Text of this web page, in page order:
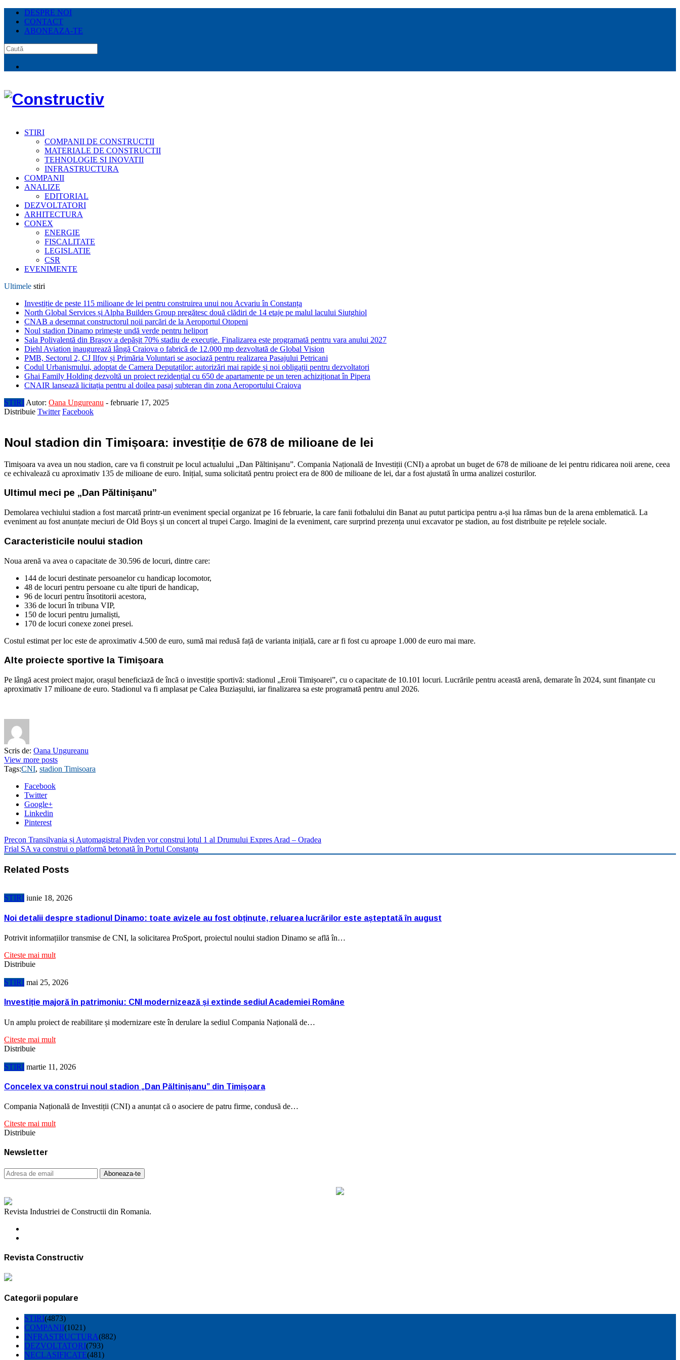
DESPRE NOI
CONTACT
ABONEAZA-TE
STIRI
COMPANII DE CONSTRUCTII
MATERIALE DE CONSTRUCTII
TEHNOLOGIE SI INOVATII
INFRASTRUCTURA
COMPANII
ANALIZE
EDITORIAL
DEZVOLTATORI
ARHITECTURA
CONEX
ENERGIE
FISCALITATE
LEGISLATIE
CSR
EVENIMENTE
Ultimele stiri
Investiție de peste 115 milioane de lei pentru construirea unui nou Acvariu în Constanța
North Global Services și Alpha Builders Group pregătesc două clădiri de 14 etaje pe malul lacului Siutghiol
CNAB a desemnat constructorul noii parcări de la Aeroportul Otopeni
Noul stadion Dinamo primește undă verde pentru heliport
Sala Polivalentă din Brașov a depășit 70% stadiu de execuție. Finalizarea este programată pentru vara anului 2027
Diehl Aviation inaugurează lângă Craiova o fabrică de 12.000 mp dezvoltată de Global Vision
PMB, Sectorul 2, CJ Ilfov și Primăria Voluntari se asociază pentru realizarea Pasajului Petricani
Codul Urbanismului, adoptat de Camera Deputaților: autorizări mai rapide și noi obligații pentru dezvoltatori
Ghai Family Holding dezvoltă un proiect rezidențial cu 650 de apartamente pe un teren achiziționat în Pipera
CNAIR lansează licitația pentru al doilea pasaj subteran din zona Aeroportului Craiova
STIRI Autor: Oana Ungureanu - februarie 17, 2025
Distribuie Twitter Facebook
Noul stadion din Timișoara: investiție de 678 de milioane de lei
Timișoara va avea un nou stadion, care va fi construit pe locul actualului „Dan Păltinișanu”. Compania Națională de Investiții (CNI) a aprobat un buget de 678 de milioane de lei pentru ridicarea noii arene, ceea
ce echivalează cu aproximativ 135 de milioane de euro. Inițial, suma solicitată pentru proiect era de 800 de milioane de lei, dar a fost ajustată în urma analizei costurilor.
Ultimul meci pe „Dan Păltinișanu”
Demolarea vechiului stadion a fost marcată printr-un eveniment special organizat pe 16 februarie, la care fanii fotbalului din Banat au putut participa pentru a-și lua rămas bun de la arena emblematică. La
eveniment au fost anunțate meciuri de Old Boys și un concert al trupei Cargo. Imagini de la eveniment, care surprind prezența unui excavator pe stadion, au fost distribuite pe rețelele sociale.
Caracteristicile noului stadion
Noua arenă va avea o capacitate de 30.596 de locuri, dintre care:
144 de locuri destinate persoanelor cu handicap locomotor,
48 de locuri pentru persoane cu alte tipuri de handicap,
96 de locuri pentru însotitorii acestora,
336 de locuri în tribuna VIP,
150 de locuri pentru jurnaliști,
170 de locuri conexe zonei presei.
Costul estimat per loc este de aproximativ 4.500 de euro, sumă mai redusă față de varianta inițială, care ar fi fost cu aproape 1.000 de euro mai mare.
Alte proiecte sportive la Timișoara
Pe lângă acest proiect major, orașul beneficiază de încă o investiție sportivă: stadionul „Eroii Timișoarei”, cu o capacitate de 10.101 locuri. Lucrările pentru această arenă, demarate în 2024, sunt finanțate cu
aproximativ 17 milioane de euro. Stadionul va fi amplasat pe Calea Buziașului, iar finalizarea sa este programată pentru anul 2026.
Scris de: Oana Ungureanu
View more posts
Tags:CNI, stadion Timisoara
Facebook
Twitter
Google+
Linkedin
Pinterest
Precon Transilvania și Automagistral Pivden vor construi lotul 1 al Drumului Expres Arad – Oradea
Frial SA va construi o platformă betonată în Portul Constanța
Related Posts
STIRI iunie 18, 2026
Noi detalii despre stadionul Dinamo: toate avizele au fost obținute, reluarea lucrărilor este așteptată în august
Potrivit informațiilor transmise de CNI, la solicitarea ProSport, proiectul noului stadion Dinamo se află în…
Citeste mai mult
Distribuie
STIRI mai 25, 2026
Investiție majoră în patrimoniu: CNI modernizează și extinde sediul Academiei Române
Un amplu proiect de reabilitare și modernizare este în derulare la sediul Compania Națională de…
Citeste mai mult
Distribuie
STIRI martie 11, 2026
Concelex va construi noul stadion „Dan Păltinișanu” din Timișoara
Compania Națională de Investiții (CNI) a anunțat că o asociere de patru firme, condusă de…
Citeste mai mult
Distribuie
Newsletter
Revista Industriei de Constructii din Romania.
Revista Constructiv
Categorii populare
STIRI(4873)
COMPANII(1021)
INFRASTRUCTURA(882)
DEZVOLTATORI(793)
NECLASIFICATE(481)